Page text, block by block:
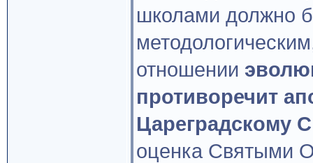
школами должно
отношении
противоречит
Цареградскому
оценка Святыми